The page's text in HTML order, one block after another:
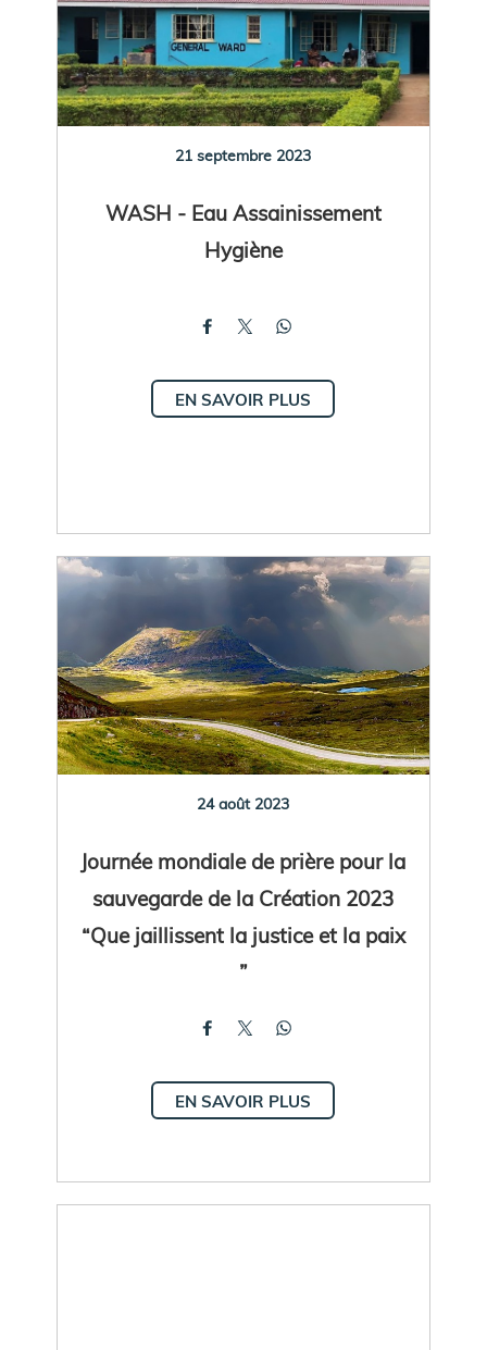
21 septembre 2023
WASH - Eau Assainissement
Hygiène
EN SAVOIR PLUS
24 août 2023
Journée mondiale de prière pour la
sauvegarde de la Création 2023
“Que jaillissent la justice et la paix
”
EN SAVOIR PLUS